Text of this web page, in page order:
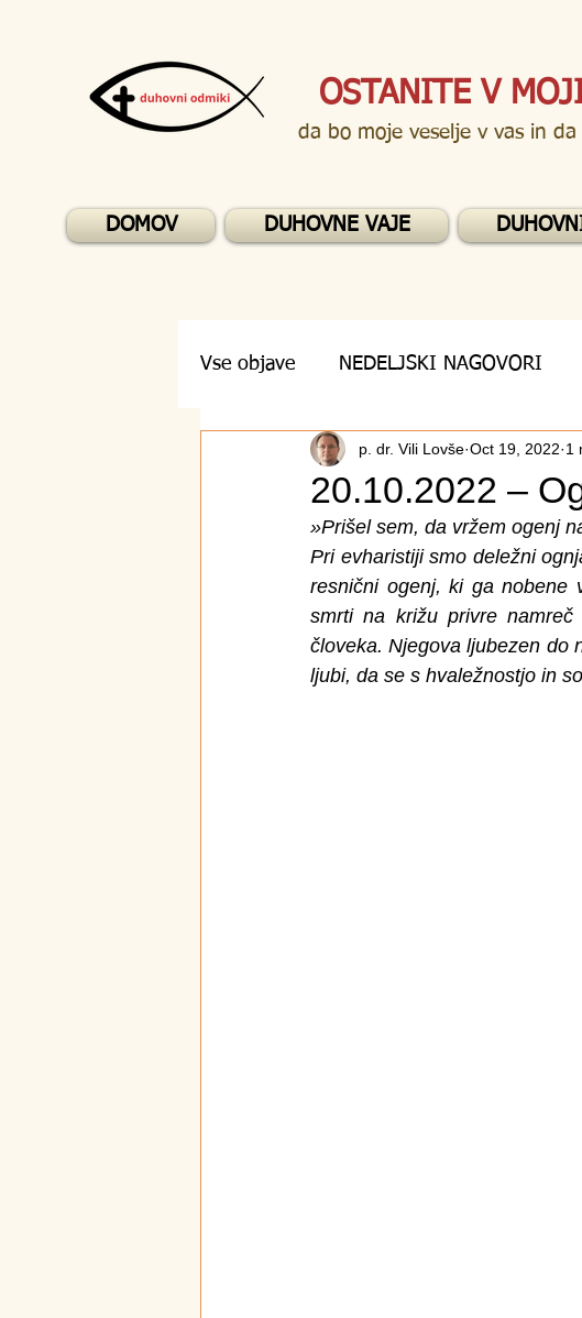
OSTANITE V
da bo moje veselje v vas in
DOMOV DUHOVNE VAJE
Vse objave NEDELJSKI NAGOVORI
DUHOVNA VPRAŠANJA
20.10.2022 –
p. dr. Vili Lovše Oct 19, 2022 1
»Prišel sem, da vržem ogenj
Pri evharistiji smo deležni
resnični ogenj, ki ga nobene
smrti na križu privre
človeka. Njegova ljubezen do
ljubi, da se s hvaležnostjo in